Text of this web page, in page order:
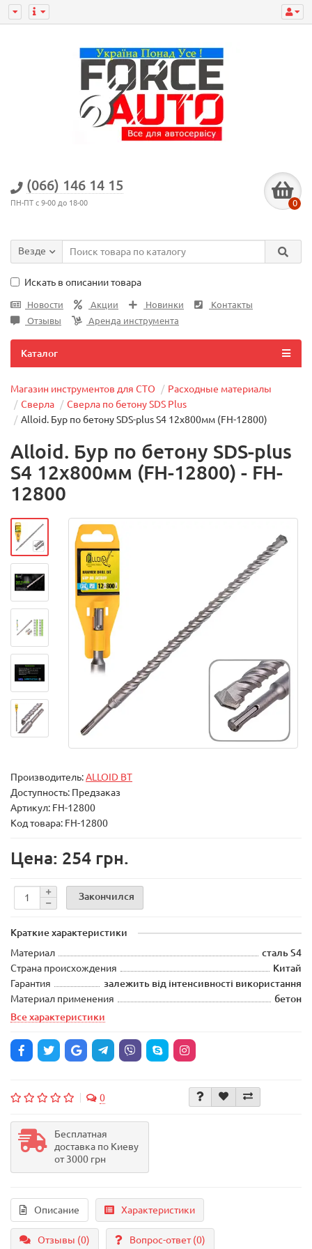
(066) 146 14 15
ПН-ПТ с 9-00 до 18-00 0
Везде
Искать в описании товара
Новости Акции Новинки
Контакты
Отзывы
Аренда инструмента
Каталог
Магазин инструментов для СТО
Расходные материалы
Сверла
Сверла по бетону SDS Plus
Alloid. Бур по бетону SDS-plus S4 12x800мм (FH-12800)
Alloid. Бур по бетону SDS-plus
S4 12x800мм (FH-12800) - FH-
12800
Производитель:ALLOID BT
Доступность: Предзаказ
Артикул: FH-12800
Код товара: FH-12800
Цена: 254 грн.
Закончился
Краткие характеристики
Материал
сталь S4
Страна происхождения
Китай
Гарантия
залежить від інтенсивності використання
Материал применения
бетон
Все характеристики
0
Бесплатная
доставка по Киеву
от 3000 грн
Описание Характеристики
Отзывы (0) Вопрос-ответ(0)